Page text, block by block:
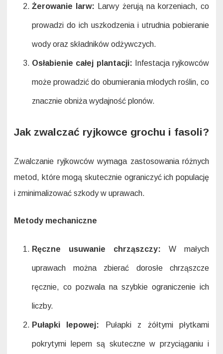
Żerowanie larw: Larwy żerują na korzeniach, co
prowadzi do ich uszkodzenia i utrudnia pobieranie
wody oraz składników odżywczych.
Osłabienie całej plantacji: Infestacja ryjkowców
może prowadzić do obumierania młodych roślin, co
znacznie obniża wydajność plonów.
Jak zwalczać ryjkowce grochu i fasoli?
Zwalczanie ryjkowców wymaga zastosowania różnych
metod, które mogą skutecznie ograniczyć ich populację
i zminimalizować szkody w uprawach.
Metody mechaniczne
Ręczne usuwanie chrząszczy: W małych
uprawach można zbierać dorosłe chrząszcze
ręcznie, co pozwala na szybkie ograniczenie ich
liczby.
Pułapki lepowej: Pułapki z żółtymi płytkami
pokrytymi lepem są skuteczne w przyciąganiu i